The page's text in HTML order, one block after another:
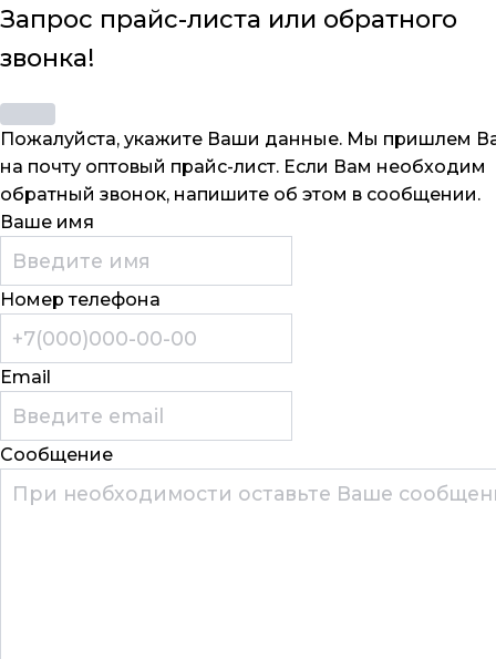
Запрос прайс-листа или обратного
звонка!
Пожалуйста, укажите Ваши данные. Мы пришлем
на почту оптовый прайс-лист. Если Вам необходим
обратный звонок, напишите об этом в сообщении.
Ваше имя
Номер телефона
Email
Сообщение